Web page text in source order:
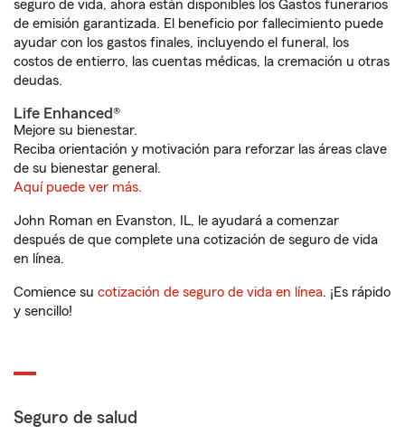
seguro de vida, ahora están disponibles los Gastos funerarios
de emisión garantizada. El beneficio por fallecimiento puede
ayudar con los gastos finales, incluyendo el funeral, los
costos de entierro, las cuentas médicas, la cremación u otras
deudas.
Life Enhanced®
Mejore su bienestar.
Reciba orientación y motivación para reforzar las áreas clave
de su bienestar general.
Aquí puede ver más.
John Roman en Evanston, IL, le ayudará a comenzar
después de que complete una cotización de seguro de vida
en línea.
Comience su cotización de seguro de vida en línea. ¡Es rápido
y sencillo!
Seguro de salud